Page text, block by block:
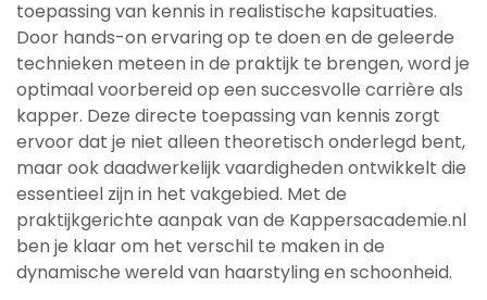
toepassing van kennis in realistische kapsituaties.
Door hands-on ervaring op te doen en de geleerde
technieken meteen in de praktijk te brengen, word je
optimaal voorbereid op een succesvolle carrière als
kapper. Deze directe toepassing van kennis zorgt
ervoor dat je niet alleen theoretisch onderlegd bent,
maar ook daadwerkelijk vaardigheden ontwikkelt die
essentieel zijn in het vakgebied. Met de
praktijkgerichte aanpak van de Kappersacademie.nl
ben je klaar om het verschil te maken in de
dynamische wereld van haarstyling en schoonheid.